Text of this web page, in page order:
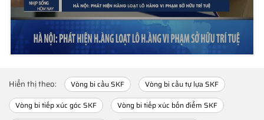
Hiển thị theo: Vòng bi cầu SKF
Vòng bi cầu tự lựa SKF
Vòng bi tiếp xúc góc SKF
Vòng bi tiếp xúc bốn điểm SKF